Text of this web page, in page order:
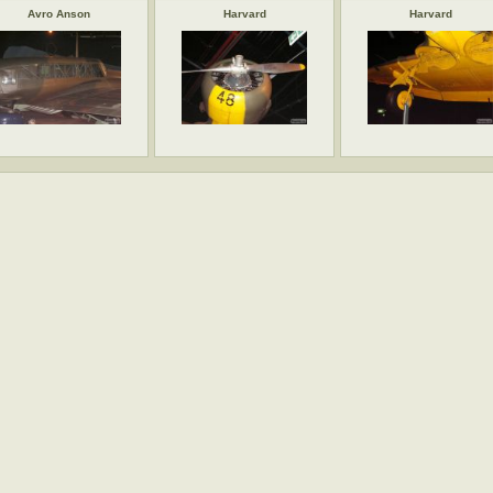
Avro Anson Harvard Harvard